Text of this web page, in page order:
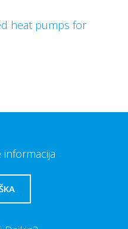
heat pumps for
informacija